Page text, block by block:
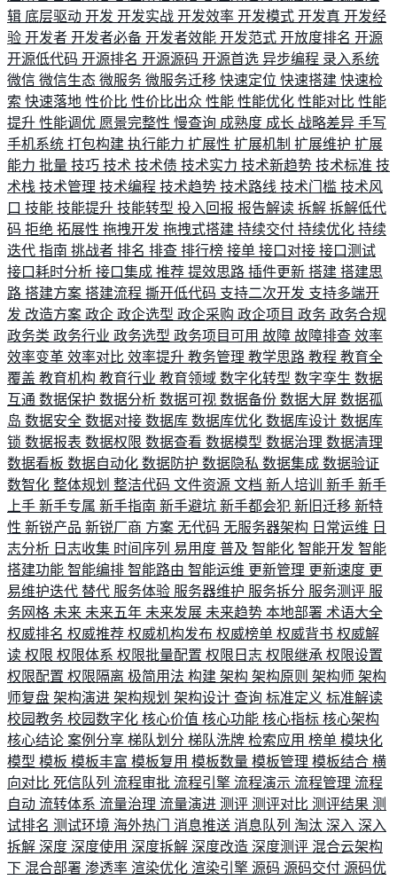
辑 底层驱动 开发 开发实战 开发效率 开发模式 开发真 开发经
验 开发者 开发者必备 开发者效能 开发范式 开放度排名 开源
开源低代码 开源排名 开源源码 开源首选 异步编程 录入系统
微信 微信生态 微服务 微服务迁移 快速定位 快速搭建 快速检
索 快速落地 性价比 性价比出众 性能 性能优化 性能对比 性能
提升 性能调优 愿景完整性 慢查询 成熟度 成长 战略差异 手写
手机系统 打包构建 执行能力 扩展性 扩展机制 扩展维护 扩展
能力 批量 技巧 技术 技术债 技术实力 技术新趋势 技术标准 技
术栈 技术管理 技术编程 技术趋势 技术路线 技术门槛 技术风
口 技能 技能提升 技能转型 投入回报 报告解读 拆解 拆解低代
码 拒绝 拓展性 拖拽开发 拖拽式搭建 持续交付 持续优化 持续
迭代 指南 挑战者 排名 排查 排行榜 接单 接口对接 接口测试
接口耗时分析 接口集成 推荐 提效思路 插件更新 搭建 搭建思
路 搭建方案 搭建流程 撕开低代码 支持二次开发 支持多端开
发 改造方案 政企 政企选型 政企采购 政企项目 政务 政务合规
政务类 政务行业 政务选型 政务项目可用 故障 故障排查 效率
效率变革 效率对比 效率提升 教务管理 教学思路 教程 教育全
覆盖 教育机构 教育行业 教育领域 数字化转型 数字孪生 数据
互通 数据保护 数据分析 数据可视 数据备份 数据大屏 数据孤
岛 数据安全 数据对接 数据库 数据库优化 数据库设计 数据库
锁 数据报表 数据权限 数据查看 数据模型 数据治理 数据清理
数据看板 数据自动化 数据防护 数据隐私 数据集成 数据验证
数智化 整体规划 整洁代码 文件资源 文档 新人培训 新手 新手
上手 新手专属 新手指南 新手避坑 新手都会犯 新旧迁移 新特
性 新锐产品 新锐厂商 方案 无代码 无服务器架构 日常运维 日
志分析 日志收集 时间序列 易用度 普及 智能化 智能开发 智能
搭建功能 智能编排 智能路由 智能运维 更新管理 更新速度 更
易维护迭代 替代 服务体验 服务器维护 服务拆分 服务测评 服
务网格 未来 未来五年 未来发展 未来趋势 本地部署 术语大全
权威排名 权威推荐 权威机构发布 权威榜单 权威背书 权威解
读 权限 权限体系 权限批量配置 权限日志 权限继承 权限设置
权限配置 权限隔离 极简用法 构建 架构 架构原则 架构师 架构
师复盘 架构演进 架构规划 架构设计 查询 标准定义 标准解读
校园教务 校园数字化 核心价值 核心功能 核心指标 核心架构
核心结论 案例分享 梯队划分 梯队洗牌 检索应用 榜单 模块化
模型 模板 模板丰富 模板复用 模板数量 模板管理 模板结合 横
向对比 死信队列 流程审批 流程引擎 流程演示 流程管理 流程
自动 流转体系 流量治理 流量演进 测评 测评对比 测评结果 测
试排名 测试环境 海外热门 消息推送 消息队列 淘汰 深入 深入
拆解 深度 深度使用 深度拆解 深度改造 深度测评 混合云架构
下 混合部署 渗透率 渲染优化 渲染引擎 源码 源码交付 源码优